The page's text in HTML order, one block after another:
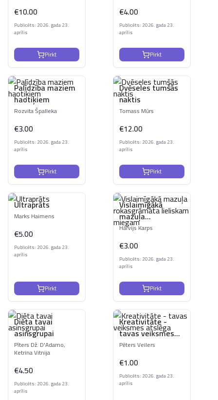
€10.00
Publicēts: 2026. gada 23.
aprīlis
Pirkt
€4.00
Publicēts: 2026. gada 23.
aprīlis
Pirkt
Palīdzība maziem
haotiķiem
Rozvita Špalleka
€3.00
Publicēts: 2026. gada 23.
aprīlis
Pirkt
Dvēseles tumšās
naktis
Tomass Mūrs
€12.00
Publicēts: 2026. gada 23.
aprīlis
Pirkt
Ultraprāts
Marks Haimens
€5.00
Publicēts: 2026. gada 23.
aprīlis
Pirkt
Vislaimīgākā
mazuļa
rokasgrāmata
lieliskam miegam
Hārvijs Karps
€3.00
Publicēts: 2026. gada 23.
aprīlis
Pirkt
Diēta tavai
asinsgrupai
Pīters Dž. D'Adamo,
Ketrina Vitnija
€4.50
Publicēts: 2026. gada 23.
aprīlis
Kreativitāte -
tavas veiksmes
atslēga
Pēters Veilers
€1.00
Publicēts: 2026. gada 23.
aprīlis